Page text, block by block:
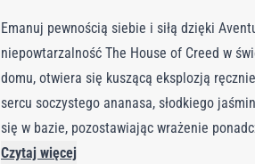
Emanuj pewnością siebie i siłą dzięki
niepowtarzalność The House of Creed w
domu, otwiera się kuszącą eksplozją
sercu soczystego ananasa, słodkiego
się w bazie, pozostawiając wrażenie
Czytaj więcej